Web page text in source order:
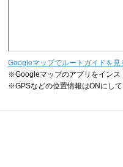
Googleマップでルートガイドを見
※Googleマップのアプリをインス
※GPSなどの位置情報はONにして